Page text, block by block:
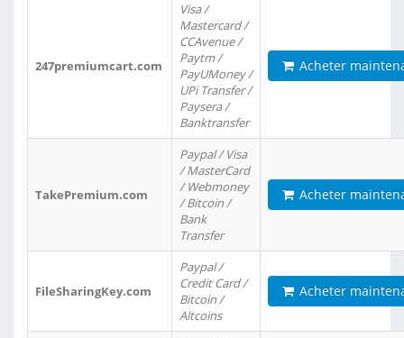
247premiumcart.com
Visa /
Mastercard /
CCAvenue /
Paytm /
PayUMoney /
UPi Transfer /
Paysera /
Banktransfer
Acheter
TakePremium.com
Paypal / Visa
/ MasterCard
/ Webmoney
/ Bitcoin /
Bank
Transfer
Acheter
FileSharingKey.com
Paypal /
Credit Card /
Bitcoin /
Altcoins
Acheter